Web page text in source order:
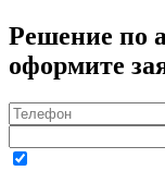
Решение по
оформите